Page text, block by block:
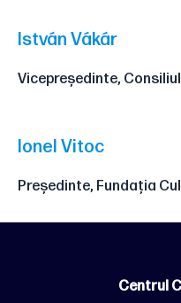
István Vákár
Vicepreședinte,
Ionel Vitoc
Președinte, Fundația
Centrul